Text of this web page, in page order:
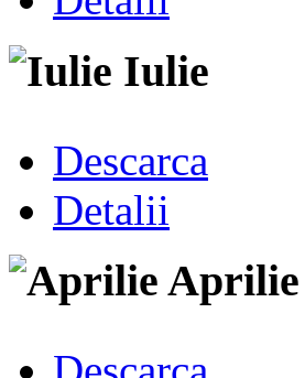
Iulie
Descarca
Detalii
Aprilie